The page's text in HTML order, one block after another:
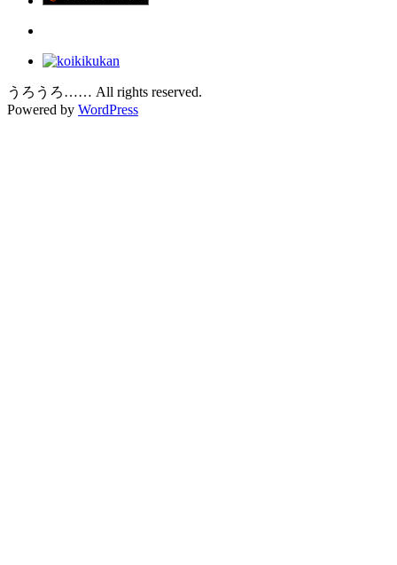
うろうろ…… All rights reserved.
Powered by WordPress